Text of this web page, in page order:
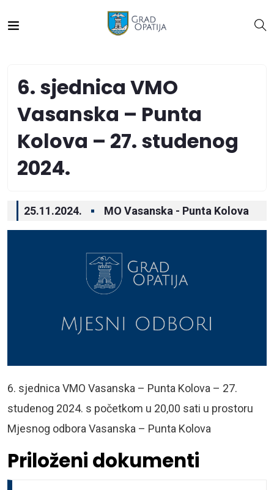
6. sjednica VMO
Vasanska – Punta
Kolova – 27. studenog
2024.
25.11.2024. MO Vasanska - Punta Kolova
6. sjednica VMO Vasanska – Punta Kolova – 27.
studenog 2024. s početkom u 20,00 sati u prostoru
Mjesnog odbora Vasanska – Punta Kolova
Priloženi dokumenti